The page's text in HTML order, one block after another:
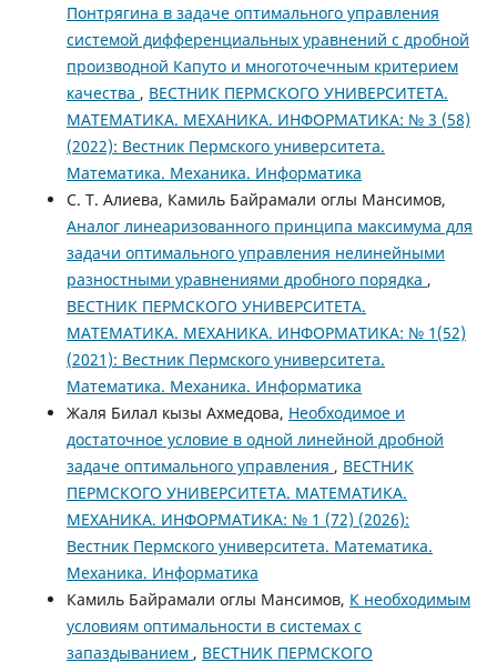
Понтрягина в задаче оптимального управления
системой дифференциальных уравнений с дробной
производной Капуто и многоточечным критерием
качества , ВЕСТНИК ПЕРМСКОГО УНИВЕРСИТЕТА.
МАТЕМАТИКА. МЕХАНИКА. ИНФОРМАТИКА: № 3 (58)
(2022): Вестник Пермского университета.
Математика. Механика. Информатика
С. Т. Алиева, Камиль Байрамали оглы Мансимов,
Аналог линеаризованного принципа максимума для
задачи оптимального управления нелинейными
разностными уравнениями дробного порядка ,
ВЕСТНИК ПЕРМСКОГО УНИВЕРСИТЕТА.
МАТЕМАТИКА. МЕХАНИКА. ИНФОРМАТИКА: № 1(52)
(2021): Вестник Пермского университета.
Математика. Механика. Информатика
Жаля Билал кызы Ахмедова, Необходимое и
достаточное условие в одной линейной дробной
задаче оптимального управления , ВЕСТНИК
ПЕРМСКОГО УНИВЕРСИТЕТА. МАТЕМАТИКА.
МЕХАНИКА. ИНФОРМАТИКА: № 1 (72) (2026):
Вестник Пермского университета. Математика.
Механика. Информатика
Камиль Байрамали оглы Мансимов, К необходимым
условиям оптимальности в системах с
запаздыванием , ВЕСТНИК ПЕРМСКОГО